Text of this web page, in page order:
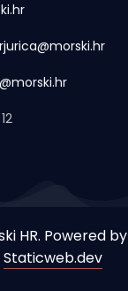
HR. Powered by
Staticweb.dev